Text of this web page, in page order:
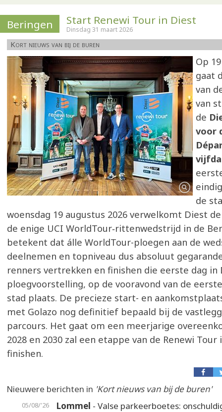
Beringen Start Renewi Tour in Diest
Dinsdag 31 maart 2026
Kort nieuws van bij de buren
Op
gaat
van
van
de
voor
de
woensdag 19 augustus 2026 verwelkomt Diest
de enige UCI WorldTour‑rittenwedstrijd in de
betekent dat álle WorldTour-ploegen aan de
deelnemen en topniveau dus absoluut
renners vertrekken en finishen die eerste dag in
ploegvoorstelling, op de vooravond van de
stad plaats. De precieze start- en
met Golazo nog definitief bepaald bij de
parcours. Het gaat om een meerjarige
2028 en 2030 zal een etappe van de Renewi Tour
finishen.
Nieuwere berichten in 'Kort nieuws van bij de buren'
05/08/'26 Lommel - Valse parkeerboetes: